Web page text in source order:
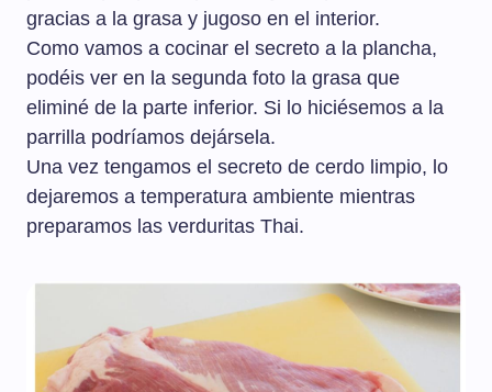
gracias a la grasa y jugoso en el interior.
Como vamos a cocinar el secreto a la plancha,
podéis ver en la segunda foto la grasa que
eliminé de la parte inferior. Si lo hiciésemos a la
parrilla podríamos dejársela.
Una vez tengamos el secreto de cerdo limpio, lo
dejaremos a temperatura ambiente mientras
preparamos las verduritas Thai.